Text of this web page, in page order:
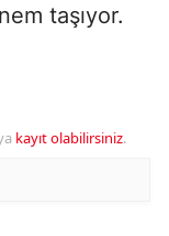
taşıyor.
kayıt olabilirsiniz.